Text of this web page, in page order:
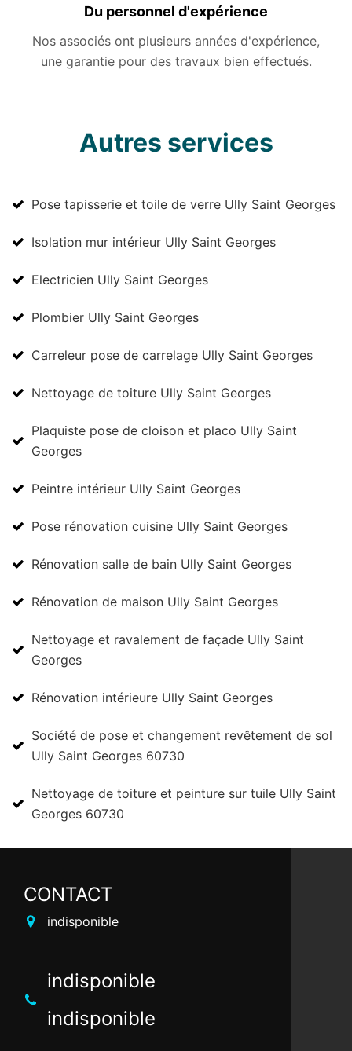
Du personnel d'expérience
Nos associés ont plusieurs années d'expérience,
une garantie pour des travaux bien effectués.
Autres services
Pose tapisserie et toile de verre Ully Saint Georges
Isolation mur intérieur Ully Saint Georges
Electricien Ully Saint Georges
Plombier Ully Saint Georges
Carreleur pose de carrelage Ully Saint Georges
Nettoyage de toiture Ully Saint Georges
Plaquiste pose de cloison et placo Ully Saint
Georges
Peintre intérieur Ully Saint Georges
Pose rénovation cuisine Ully Saint Georges
Rénovation salle de bain Ully Saint Georges
Rénovation de maison Ully Saint Georges
Nettoyage et ravalement de façade Ully Saint
Georges
Rénovation intérieure Ully Saint Georges
Société de pose et changement revêtement de sol
Ully Saint Georges 60730
Nettoyage de toiture et peinture sur tuile Ully Saint
Georges 60730
CONTACT
indisponible
indisponible
indisponible